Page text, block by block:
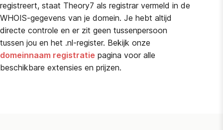
registreert, staat Theory7 als registrar vermeld in de
WHOIS-gegevens van je domein. Je hebt altijd
directe controle en er zit geen tussenpersoon
tussen jou en het .nl-register. Bekijk onze
domeinnaam registratie pagina voor alle
beschikbare extensies en prijzen.